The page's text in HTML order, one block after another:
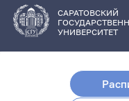
основному
содержанию
САРАТОВСКИЙ
УНИВЕРСИТЕТ